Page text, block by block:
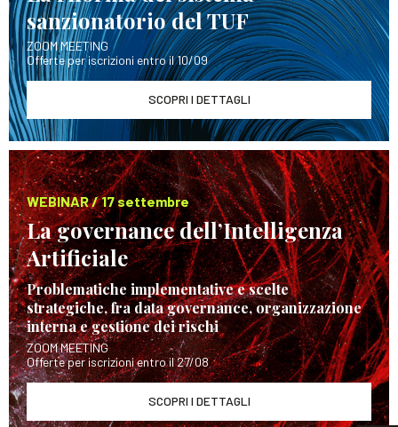
sanzionatorio del TUF
ZOOM MEETING
Offerte per iscrizioni entro il 10/09
SCOPRI I DETTAGLI
WEBINAR / 17 settembre
La governance dell’Intelligenza
Artificiale
Problematiche implementative e scelte
strategiche, fra data governance, organizzazione
interna e gestione dei rischi
ZOOM MEETING
Offerte per iscrizioni entro il 27/08
SCOPRI I DETTAGLI